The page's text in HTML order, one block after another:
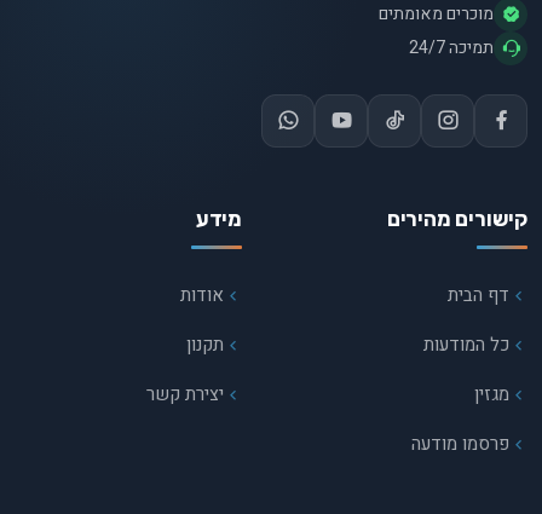
מוכרים מאומתים
תמיכה 24/7
קישורים מהירים
דף הבית
כל המודעות
מגזין
פרסמו מודעה
מידע
אודות
תקנון
יצירת קשר